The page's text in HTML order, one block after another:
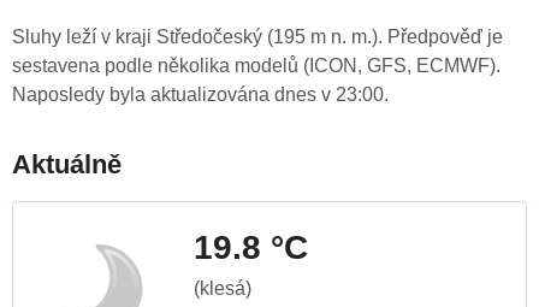
Sluhy leží v kraji Středočeský (195 m n. m.). Předpověď je
sestavena podle několika modelů (ICON, GFS, ECMWF).
Naposledy byla aktualizována dnes v 23:00.
Aktuálně
19.8 °C
(klesá)